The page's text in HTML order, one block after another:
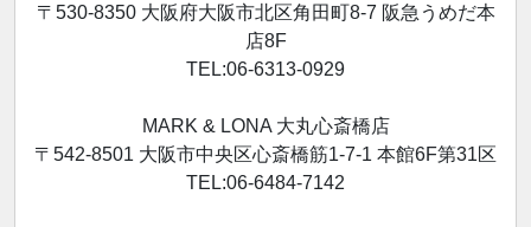
〒530-8350 大阪府大阪市北区角田町8-7 阪急うめだ本
店8F
TEL:06-6313-0929
MARK & LONA 大丸心斎橋店
〒542-8501 大阪市中央区心斎橋筋1-7-1 本館6F第31区
TEL:06-6484-7142